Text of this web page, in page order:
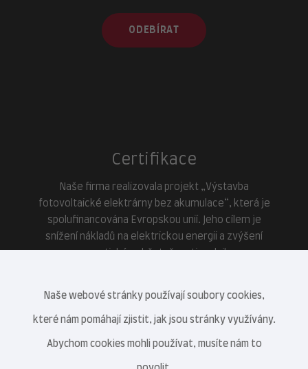
ODEBÍRAT
Certifikace
Naše firma realizovala projekt „Výstavba
fotovoltaické elektrárny bez akumulace“, která je
spolufinancována Evropskou unií. Jeho cílem je
snížení nákladů na elektrickou energii a zvýšení
Naše webové stránky používají soubory cookies,
které nám pomáhají zjistit, jak jsou stránky využívány.
Abychom cookies mohli používat, musíte nám to